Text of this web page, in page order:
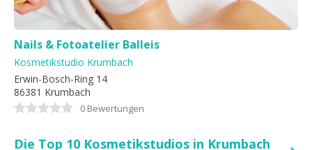
Nails & Fotoatelier Balleis
Kosmetikstudio Krumbach
Erwin-Bosch-Ring 14
86381 Krumbach
0 Bewertungen
Die Top 10 Kosmetikstudios in Krumbach